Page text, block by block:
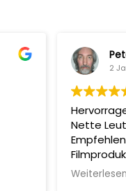
2
Nette
Machen
Weiterlesen